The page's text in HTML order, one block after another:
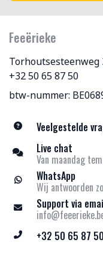
Feeërieke
Torhoutsesteenweg
+32 50 65 87 50
btw-nummer:
Veelgestelde
Live chat
Van maandag
WhatsApp
Wij antwoorden
Support via
+32 50 65 87 50